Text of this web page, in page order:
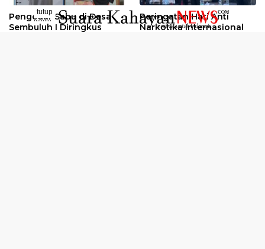
Pengedar Sabu di Desa
Sembuluh I Diringkus
Peringatan Hari Anti
Narkotika Internasional
tutup
..........